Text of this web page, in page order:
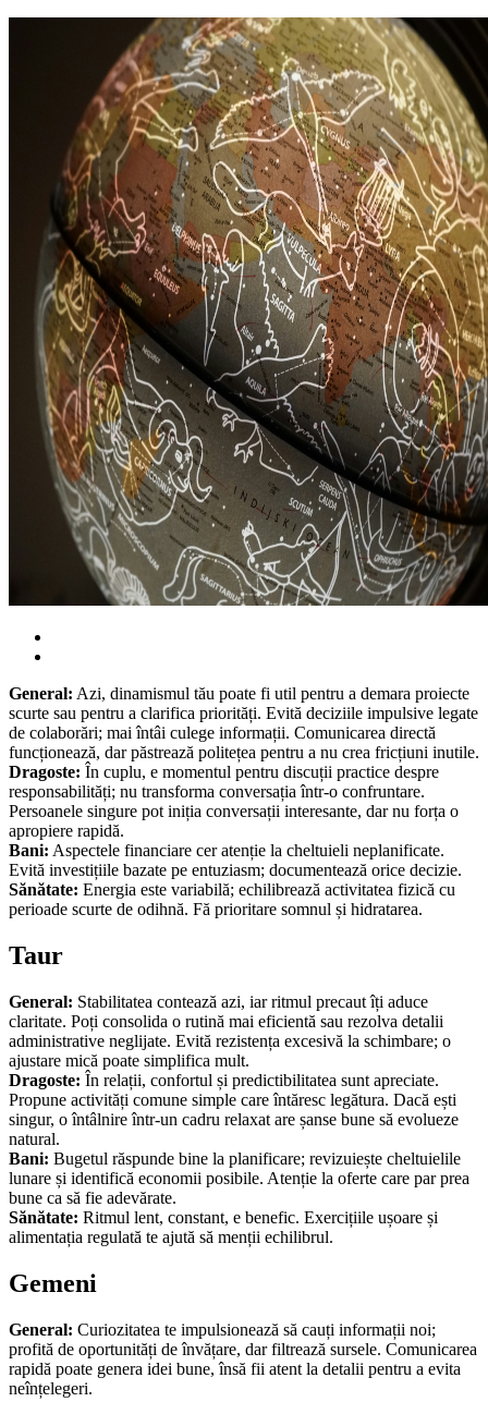
General: Azi, dinamismul tău poate fi util pentru a demara proiecte
scurte sau pentru a clarifica priorități. Evită deciziile impulsive legate
de colaborări; mai întâi culege informații. Comunicarea directă
funcționează, dar păstrează politețea pentru a nu crea fricțiuni inutile.
Dragoste: În cuplu, e momentul pentru discuții practice despre
responsabilități; nu transforma conversația într-o confruntare.
Persoanele singure pot iniția conversații interesante, dar nu forța o
apropiere rapidă.
Bani: Aspectele financiare cer atenție la cheltuieli neplanificate.
Evită investițiile bazate pe entuziasm; documentează orice decizie.
Sănătate: Energia este variabilă; echilibrează activitatea fizică cu
perioade scurte de odihnă. Fă prioritare somnul și hidratarea.
Taur
General: Stabilitatea contează azi, iar ritmul precaut îți aduce
claritate. Poți consolida o rutină mai eficientă sau rezolva detalii
administrative neglijate. Evită rezistența excesivă la schimbare; o
ajustare mică poate simplifica mult.
Dragoste: În relații, confortul și predictibilitatea sunt apreciate.
Propune activități comune simple care întăresc legătura. Dacă ești
singur, o întâlnire într-un cadru relaxat are șanse bune să evolueze
natural.
Bani: Bugetul răspunde bine la planificare; revizuiește cheltuielile
lunare și identifică economii posibile. Atenție la oferte care par prea
bune ca să fie adevărate.
Sănătate: Ritmul lent, constant, e benefic. Exercițiile ușoare și
alimentația regulată te ajută să menții echilibrul.
Gemeni
General: Curiozitatea te impulsionează să cauți informații noi;
profită de oportunități de învățare, dar filtrează sursele. Comunicarea
rapidă poate genera idei bune, însă fii atent la detalii pentru a evita
neînțelegeri.